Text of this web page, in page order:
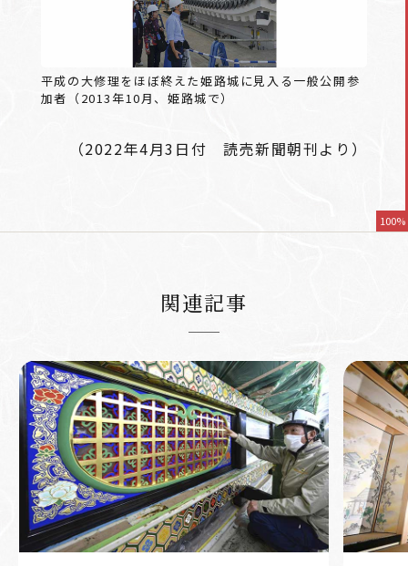
平成の大修理をほぼ終えた姫路城に見入る一般公開参
加者（2013年10月、姫路城で）
（2022年4月3日付 読売新聞朝刊より）
100%
関連記事